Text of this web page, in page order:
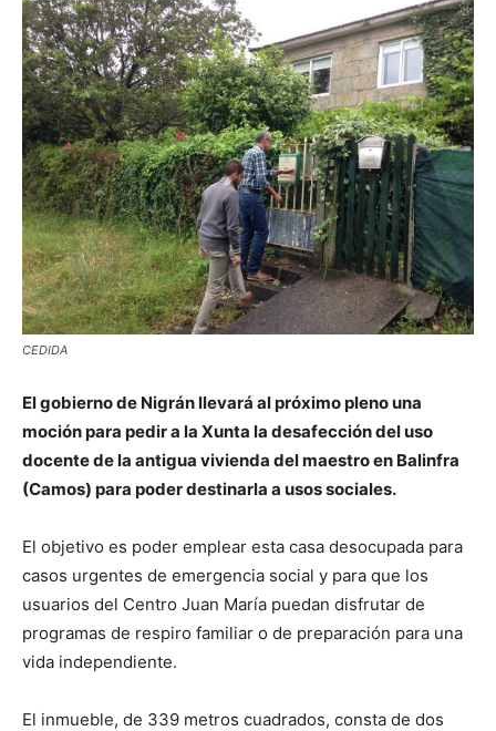
CEDIDA
El gobierno de Nigrán llevará al próximo pleno una
moción para pedir a la Xunta la desafección del uso
docente de la antigua vivienda del maestro en Balinfra
(Camos) para poder destinarla a usos sociales.
El objetivo es poder emplear esta casa desocupada para
casos urgentes de emergencia social y para que los
usuarios del Centro Juan María puedan disfrutar de
programas de respiro familiar o de preparación para una
vida independiente.
El inmueble, de 339 metros cuadrados, consta de dos